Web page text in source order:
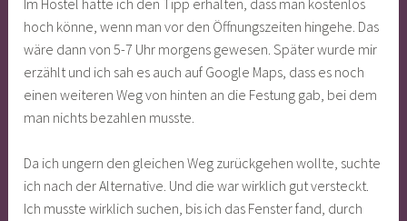
hoch könne, wenn man vor den Öffnungszeiten hingehe. Das
wäre dann von 5-7 Uhr morgens gewesen. Später wurde mir
erzählt und ich sah es auch auf Google Maps, dass es noch
einen weiteren Weg von hinten an die Festung gab, bei dem
man nichts bezahlen musste.
Da ich ungern den gleichen Weg zurückgehen wollte, suchte
ich nach der Alternative. Und die war wirklich gut versteckt.
Ich musste wirklich suchen, bis ich das Fenster fand, durch